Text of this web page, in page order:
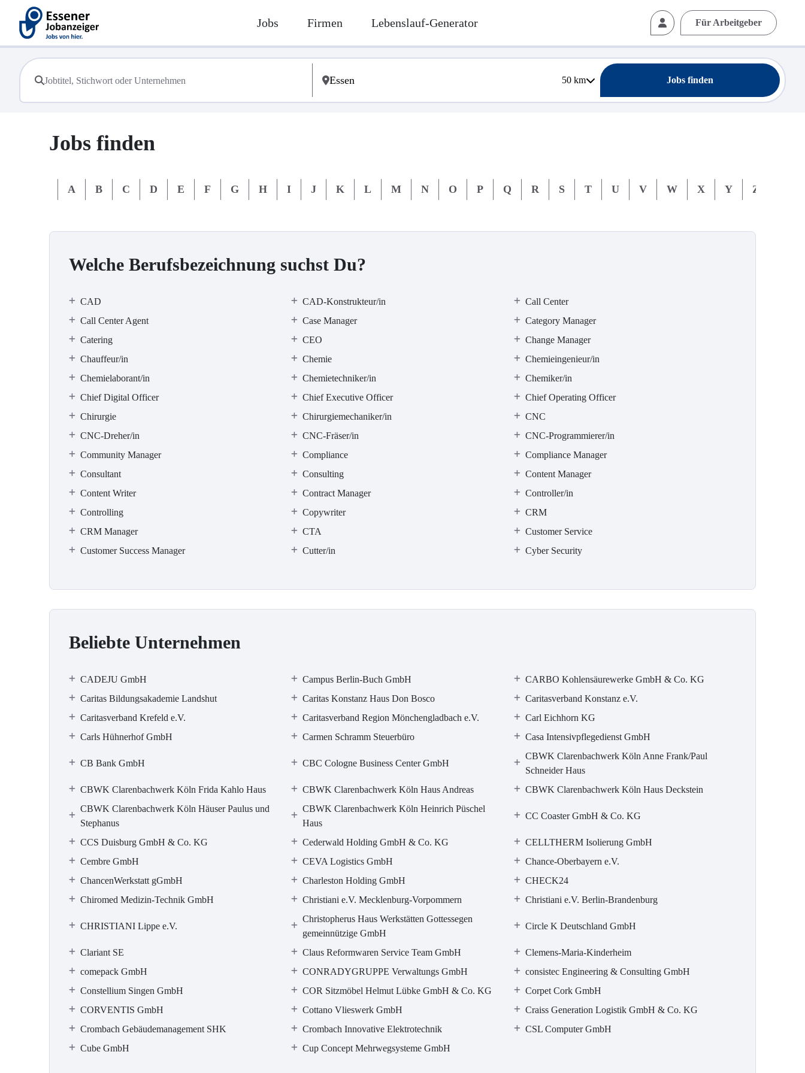
Jobs Firmen Lebenslauf-Generator Für Arbeitgeber
50km Jobs finden
Jobs finden
A B C D E F G H I J K L M N O P Q R S T U V W X Y Z
Welche Berufsbezeichnung suchst Du?
CAD CAD-Konstrukteur/in
Call Center
Call Center Agent
Case Manager
Category Manager
Catering
CEO
Change Manager
Chauffeur/in
Chemie
Chemieingenieur/in
Chemielaborant/in
Chemietechniker/in
Chemiker/in
Chief Digital Officer
Chief Executive Officer
Chief Operating Officer
Chirurgie
Chirurgiemechaniker/in
CNC
CNC-Dreher/in
CNC-Fräser/in
CNC-Programmierer/in
Community Manager
Compliance
Compliance Manager
Consultant
Consulting
Content Manager
Content Writer
Contract Manager
Controller/in
Controlling
Copywriter
CRM
CRM Manager
CTA
Customer Service
Customer Success Manager
Cutter/in Cyber Security
Beliebte Unternehmen
CADEJU GmbH Campus Berlin-Buch GmbH
CARBO Kohlensäurewerke GmbH & Co. KG
Caritas Bildungsakademie Landshut
Caritas Konstanz Haus Don Bosco
Caritasverband Konstanz e.V.
Caritasverband Krefeld e.V.
Caritasverband Region Mönchengladbach e.V.
Carl Eichhorn KG
Carls Hühnerhof GmbH
Carmen Schramm Steuerbüro Casa Intensivpflegedienst GmbH
CB Bank GmbH CBC Cologne Business Center GmbH
CBWK Clarenbachwerk Köln Anne Frank/Paul
Schneider Haus
CBWK Clarenbachwerk Köln Frida Kahlo Haus
CBWK Clarenbachwerk Köln Haus Andreas
CBWK Clarenbachwerk Köln Haus Deckstein
CBWK Clarenbachwerk Köln Häuser Paulus und
Stephanus
CBWK Clarenbachwerk Köln Heinrich Püschel
Haus
CC Coaster GmbH & Co. KG
CCS Duisburg GmbH & Co. KG Cederwald Holding GmbH & Co. KG
CELLTHERM Isolierung GmbH
Cembre GmbH
CEVA Logistics GmbH
Chance-Oberbayern e.V.
ChancenWerkstatt gGmbH
Charleston Holding GmbH
CHECK24
Chiromed Medizin-Technik GmbH
Christiani e.V. Mecklenburg-Vorpommern Christiani e.V. Berlin-Brandenburg
CHRISTIANI Lippe e.V.
Christopherus Haus Werkstätten Gottessegen
gemeinnützige GmbH
Circle K Deutschland GmbH
Clariant SE Claus Reformwaren Service Team GmbH
Clemens-Maria-Kinderheim
comepack GmbH
CONRADYGRUPPE Verwaltungs GmbH
consistec Engineering & Consulting GmbH
Constellium Singen GmbH
COR Sitzmöbel Helmut Lübke GmbH & Co. KG
Corpet Cork GmbH
CORVENTIS GmbH
Cottano Vlieswerk GmbH
Craiss Generation Logistik GmbH & Co. KG
Crombach Gebäudemanagement SHK
Crombach Innovative Elektrotechnik
CSL Computer GmbH
Cube GmbH
Cup Concept Mehrwegsysteme GmbH